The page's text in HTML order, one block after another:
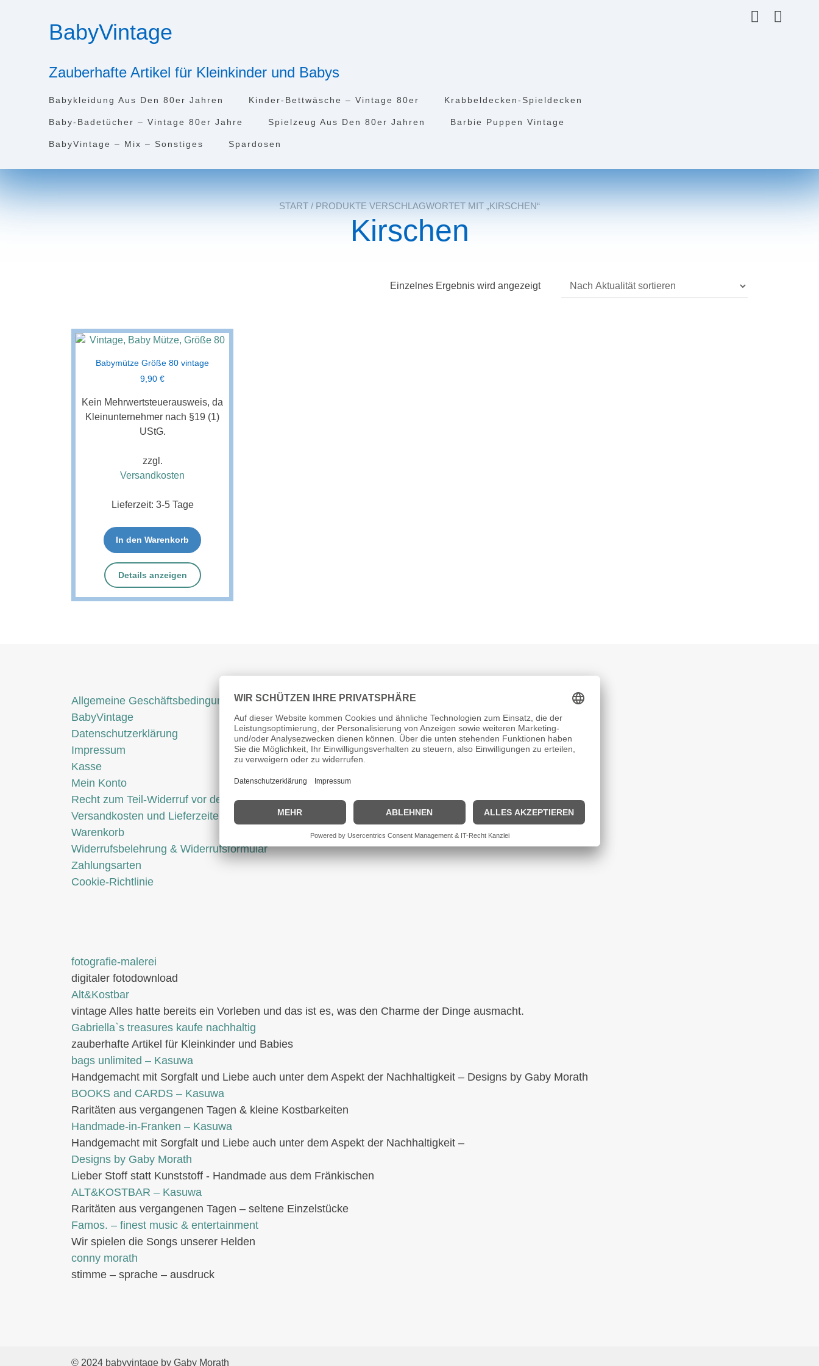
BabyVintage
Zauberhafte Artikel für Kleinkinder und Babys
Babykleidung Aus Den 80er Jahren Kinder-Bettwäsche – Vintage 80er Krabbeldecken-Spieldecken
Baby-Badetücher – Vintage 80er Jahre Spielzeug Aus Den 80er Jahren Barbie Puppen Vintage
BabyVintage – Mix – Sonstiges Spardosen
START / PRODUKTE VERSCHLAGWORTET MIT „KIRSCHEN“
Kirschen
Einzelnes Ergebnis wird angezeigt
Babymütze Größe 80 vintage
9,90€
Kein Mehrwertsteuerausweis, da
Kleinunternehmer nach §19 (1)
UStG.
zzgl.
Versandkosten
Lieferzeit: 3-5 Tage
In den Warenkorb
Details anzeigen
Allgemeine Geschäftsbedingungen (AGB)
BabyVintage
Datenschutzerklärung
Impressum
Kasse
Mein Konto
Recht zum Teil-Widerruf vor dem Kauf
Versandkosten und Lieferzeiten
Warenkorb
Widerrufsbelehrung & Widerrufsformular
Zahlungsarten
Cookie-Richtlinie
Cookie-Einstellungen
fotografie-malerei
digitaler fotodownload
Alt&Kostbar
vintage Alles hatte bereits ein Vorleben und das ist es, was den Charme der Dinge ausmacht.
Gabriella`s treasures kaufe nachhaltig
zauberhafte Artikel für Kleinkinder und Babies
bags unlimited – Kasuwa
Handgemacht mit Sorgfalt und Liebe auch unter dem Aspekt der Nachhaltigkeit – Designs by Gaby Morath
BOOKS and CARDS – Kasuwa
Raritäten aus vergangenen Tagen & kleine Kostbarkeiten
Handmade-in-Franken – Kasuwa
Handgemacht mit Sorgfalt und Liebe auch unter dem Aspekt der Nachhaltigkeit –
Designs by Gaby Morath
Lieber Stoff statt Kunststoff - Handmade aus dem Fränkischen
ALT&KOSTBAR – Kasuwa
Raritäten aus vergangenen Tagen – seltene Einzelstücke
Famos. – finest music & entertainment
Wir spielen die Songs unserer Helden
conny morath
stimme – sprache – ausdruck
© 2024 babyvintage by Gaby Morath